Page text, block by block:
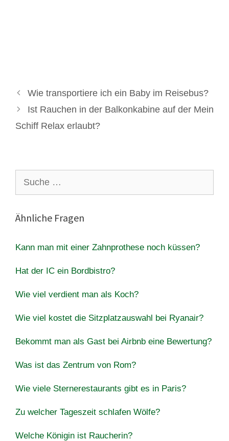
Wie transportiere ich ein Baby im Reisebus?
Ist Rauchen in der Balkonkabine auf der Mein
Schiff Relax erlaubt?
nach:
Ähnliche Fragen
Kann man mit einer Zahnprothese noch küssen?
Hat der IC ein Bordbistro?
Wie viel verdient man als Koch?
Wie viel kostet die Sitzplatzauswahl bei Ryanair?
Bekommt man als Gast bei Airbnb eine Bewertung?
Was ist das Zentrum von Rom?
Wie viele Sternerestaurants gibt es in Paris?
Zu welcher Tageszeit schlafen Wölfe?
Welche Königin ist Raucherin?